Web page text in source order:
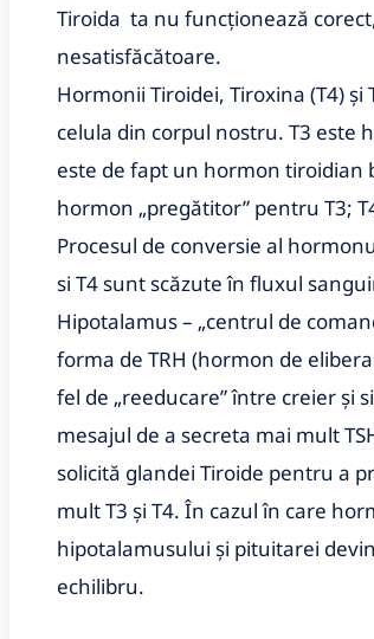
Tiroida ta nu funcționează
nesatisfăcătoare.
Hormonii Tiroidei, Tiroxina (T4)
celula din corpul nostru. T3 este
este de fapt un hormon tiroidian
hormon „pregătitor” pentru T3;
Procesul de conversie al
si T4 sunt scăzute în fluxul
Hipotalamus – „centrul de
forma de TRH (hormon de
fel de „reeducare” între creier și
mesajul de a secreta mai mult
solicită glandei Tiroide pentru a
mult T3 și T4. În cazul în care
hipotalamusului și pituitarei
echilibru.